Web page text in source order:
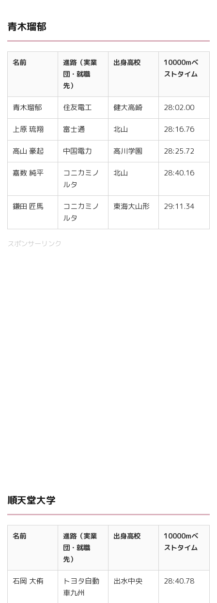
青木瑠郁
名前
進路（実業
団・就職
先）
出身高校
10000mベ
ストタイム
青木瑠郁 住友電工 健大高崎 28:02.00
上原 琉翔 富士通 北山 28:16.76
高山 豪起 中国電力 高川学園 28:25.72
嘉数 純平
コニカミノ
ルタ
北山 28:40.16
鎌田 匠馬
コニカミノ
ルタ
東海大山形 29:11.34
スポンサーリンク
順天堂大学
名前
進路（実業
団・就職
先）
出身高校
10000mベ
ストタイム
石岡 大侑
トヨタ自動
車九州
出水中央 28:40.78